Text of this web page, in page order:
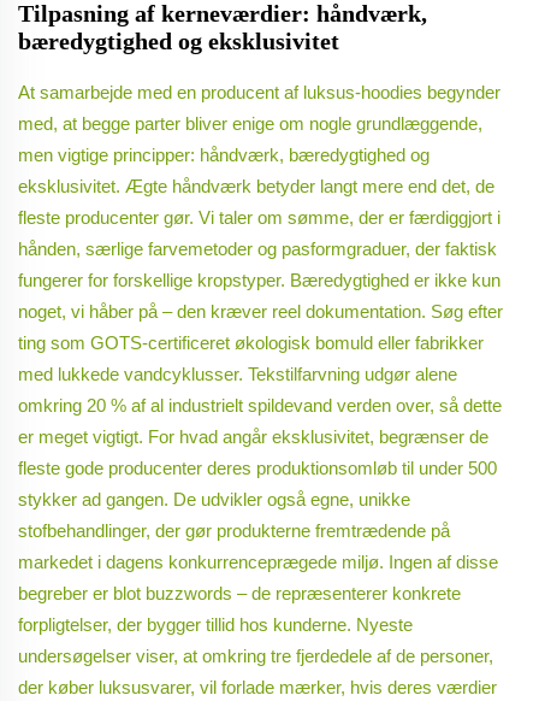
Tilpasning af kerneværdier: håndværk,
bæredygtighed og eksklusivitet
At samarbejde med en producent af luksus-hoodies begynder
med, at begge parter bliver enige om nogle grundlæggende,
men vigtige principper: håndværk, bæredygtighed og
eksklusivitet. Ægte håndværk betyder langt mere end det, de
fleste producenter gør. Vi taler om sømme, der er færdiggjort i
hånden, særlige farvemetoder og pasformgraduer, der faktisk
fungerer for forskellige kropstyper. Bæredygtighed er ikke kun
noget, vi håber på – den kræver reel dokumentation. Søg efter
ting som GOTS-certificeret økologisk bomuld eller fabrikker
med lukkede vandcyklusser. Tekstilfarvning udgør alene
omkring 20 % af al industrielt spildevand verden over, så dette
er meget vigtigt. For hvad angår eksklusivitet, begrænser de
fleste gode producenter deres produktionsomløb til under 500
stykker ad gangen. De udvikler også egne, unikke
stofbehandlinger, der gør produkterne fremtrædende på
markedet i dagens konkurrenceprægede miljø. Ingen af disse
begreber er blot buzzwords – de repræsenterer konkrete
forpligtelser, der bygger tillid hos kunderne. Nyeste
undersøgelser viser, at omkring tre fjerdedele af de personer,
der køber luksusvarer, vil forlade mærker, hvis deres værdier